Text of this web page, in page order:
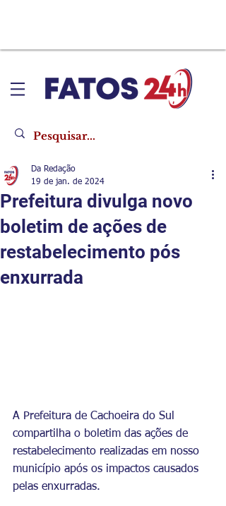
Prefeitura divulga novo
boletim de ações de
restabelecimento pós
enxurrada
Da Redação
19 de jan. de 2024
A Prefeitura de Cachoeira do Sul
compartilha o boletim das ações de
restabelecimento realizadas em nosso
município após os impactos causados
pelas enxurradas.